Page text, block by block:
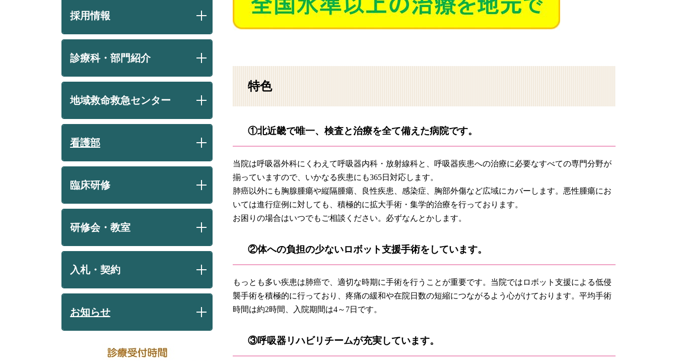
特色
①北近畿で唯一、検査と治療を全て備えた病院です。
当院は呼吸器外科にくわえて呼吸器内科・放射線科と、呼吸器疾患への治療に必要なすべての専門分野が
揃っていますので、いかなる疾患にも365日対応します。
肺癌以外にも胸腺腫瘍や縦隔腫瘍、良性疾患、感染症、胸部外傷など広域にカバーします。悪性腫瘍にお
いては進行症例に対しても、積極的に拡大手術・集学的治療を行っております。
お困りの場合はいつでもご相談ください。必ずなんとかします。
②体への負担の少ないロボット支援手術をしています。
もっとも多い疾患は肺癌で、適切な時期に手術を行うことが重要です。当院ではロボット支援による低侵
襲手術を積極的に行っており、疼痛の緩和や在院日数の短縮につながるよう心がけております。平均手術
時間は約2時間、入院期間は4～7日です。
③呼吸器リハビリチームが充実しています。
採用情報
診療科・部門紹介
地域救命救急センター
看護部
臨床研修
研修会・教室
入札・契約
お知らせ